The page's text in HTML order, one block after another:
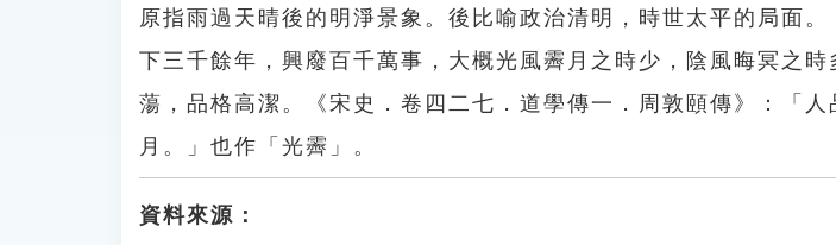
原指雨過天晴後的明淨景象。後比喻政治清明，時世太平的局面
下三千餘年，興廢百千萬事，大概光風霽月之時少，陰風晦冥之
蕩，品格高潔。《宋史．卷四二七．道學傳一．周敦頤傳》：「
月。」也作「光霽」。
資料來源：